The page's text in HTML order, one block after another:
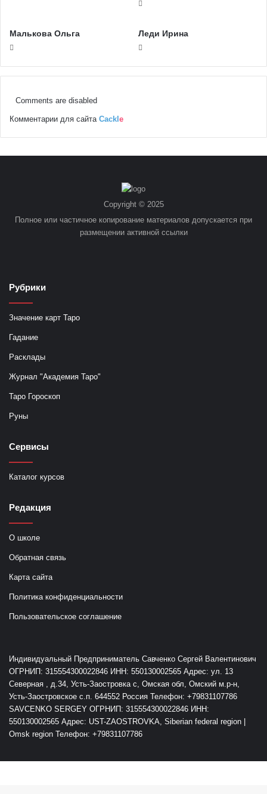
Малькова Ольга Леди Ирина
Comments are disabled
Комментарии для сайта Cackl e
Copyright © 2025
Полное или частичное копирование материалов допускается при
размещении активной ссылки
Рубрики
Значение карт Таро
Гадание
Расклады
Журнал "Академия Таро"
Таро Гороскоп
Руны
Сервисы
Каталог курсов
Редакция
О школе
Обратная связь
Карта сайта
Политика конфиденциальности
Пользовательское соглашение
Индивидуальный Предприниматель Савченко Сергей Валентинович
ОГРНИП: 315554300022846 ИНН: 550130002565 Адрес: ул. 13
Северная , д.34, Усть-Заостровка с, Омская обл, Омский м.р-н,
Усть-Заостровское с.п. 644552 Россия Телефон: +79831107786
SAVCENKO SERGEY ОГРНИП: 315554300022846 ИНН:
550130002565 Адрес: UST-ZAOSTROVKA, Siberian federal region |
Omsk region Телефон: +79831107786